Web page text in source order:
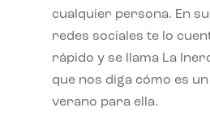
cualquier persona. En
redes sociales te lo
rápido y se llama La
que nos diga cómo es
verano para ella.